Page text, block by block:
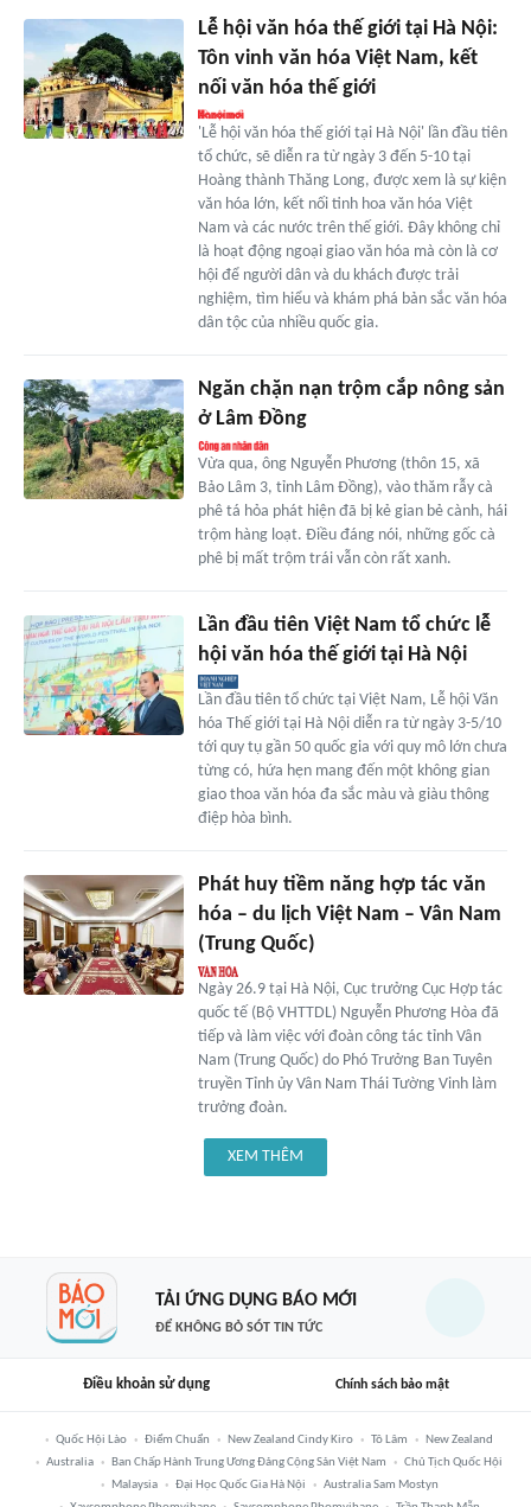
Lễ hội văn hóa thế giới tại Hà Nội:
Tôn vinh văn hóa Việt Nam, kết
nối văn hóa thế giới
'Lễ hội văn hóa thế giới tại Hà Nội' lần đầu tiên
tổ chức, sẽ diễn ra từ ngày 3 đến 5-10 tại
Hoàng thành Thăng Long, được xem là sự kiện
văn hóa lớn, kết nối tinh hoa văn hóa Việt
Nam và các nước trên thế giới. Đây không chỉ
là hoạt động ngoại giao văn hóa mà còn là cơ
hội để người dân và du khách được trải
nghiệm, tìm hiểu và khám phá bản sắc văn hóa
dân tộc của nhiều quốc gia.
Ngăn chặn nạn trộm cắp nông sản
ở Lâm Đồng
Vừa qua, ông Nguyễn Phương (thôn 15, xã
Bảo Lâm 3, tỉnh Lâm Đồng), vào thăm rẫy cà
phê tá hỏa phát hiện đã bị kẻ gian bẻ cành, hái
trộm hàng loạt. Điều đáng nói, những gốc cà
phê bị mất trộm trái vẫn còn rất xanh.
Lần đầu tiên Việt Nam tổ chức lễ
hội văn hóa thế giới tại Hà Nội
Lần đầu tiên tổ chức tại Việt Nam, Lễ hội Văn
hóa Thế giới tại Hà Nội diễn ra từ ngày 3-5/10
tới quy tụ gần 50 quốc gia với quy mô lớn chưa
từng có, hứa hẹn mang đến một không gian
giao thoa văn hóa đa sắc màu và giàu thông
điệp hòa bình.
Phát huy tiềm năng hợp tác văn
hóa – du lịch Việt Nam – Vân Nam
(Trung Quốc)
Ngày 26.9 tại Hà Nội, Cục trưởng Cục Hợp tác
quốc tế (Bộ VHTTDL) Nguyễn Phương Hòa đã
tiếp và làm việc với đoàn công tác tỉnh Vân
Nam (Trung Quốc) do Phó Trưởng Ban Tuyên
truyền Tỉnh ủy Vân Nam Thái Tường Vinh làm
trưởng đoàn.
XEM THÊM
TẢI ỨNG DỤNG BÁO MỚI
ĐỂ KHÔNG BỎ SÓT TIN TỨC
Điều khoản sử dụng Chính sách bảo mật
Quốc Hội Lào Điểm Chuẩn New Zealand Cindy Kiro Tô Lâm
New Zealand
Australia
Ban Chấp Hành Trung Ương Đảng Cộng Sản Việt Nam
Chủ Tịch Quốc Hội
Malaysia
Đại Học Quốc Gia Hà Nội
Australia Sam Mostyn